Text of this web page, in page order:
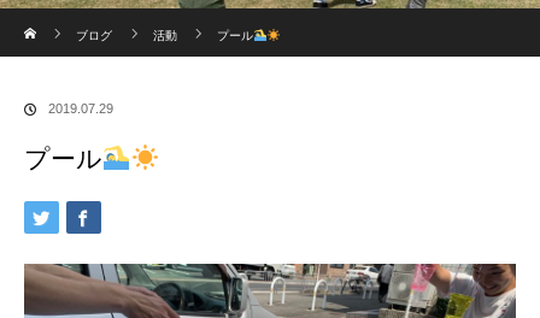
ブログ
活動 プール
2019.07.29
プール